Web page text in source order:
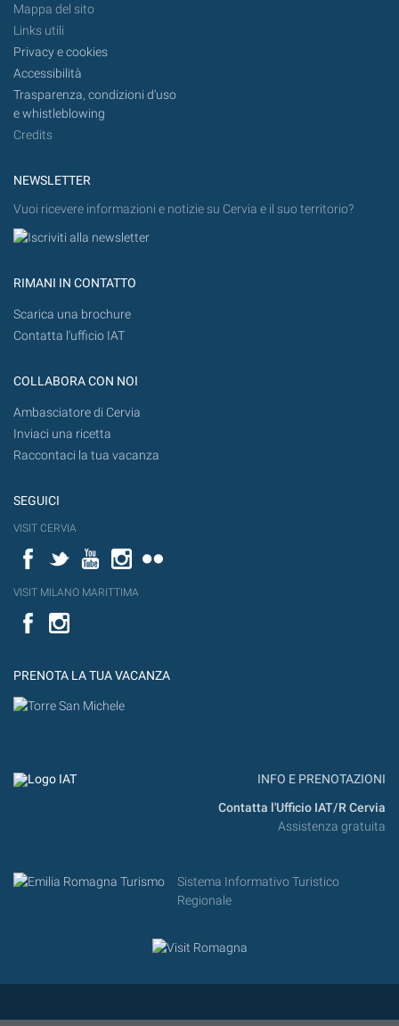
Mappa del sito
Links utili
Privacy e cookies
Accessibilità
Trasparenza, condizioni d'uso
e whistleblowing
Credits
NEWSLETTER
Vuoi ricevere informazioni e notizie su Cervia e il suo territorio?
RIMANI IN CONTATTO
Scarica una brochure
Contatta l'ufficio IAT
COLLABORA CON NOI
Ambasciatore di Cervia
Inviaci una ricetta
Raccontaci la tua vacanza
SEGUICI
VISIT CERVIA
FacebookTwitterYouTubeInstagram
VISIT MILANO MARITTIMA
Facebook
PRENOTA LA TUA VACANZA
INFO E PRENOTAZIONI
Contatta l'Ufficio IAT/R Cervia
Assistenza gratuita
Sistema Informativo Turistico
Regionale